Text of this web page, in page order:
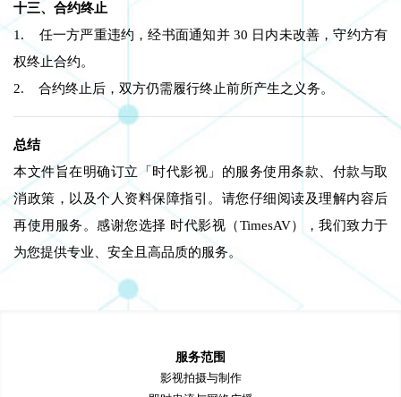
十三、合约终止
1. 任一方严重违约，经书面通知并 30 日内未改善，守约方有
权终止合约。
2. 合约终止后，双方仍需履行终止前所产生之义务。
总结
本文件旨在明确订立「时代影视」的服务使用条款、付款与取
消政策，以及个人资料保障指引。请您仔细阅读及理解内容后
再使用服务。感谢您选择 时代影视（TimesAV），我们致力于
为您提供专业、安全且高品质的服务。
服务范围
影视拍摄与制作